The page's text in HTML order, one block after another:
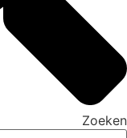
Zoeken